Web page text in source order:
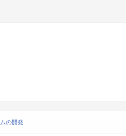
の開発